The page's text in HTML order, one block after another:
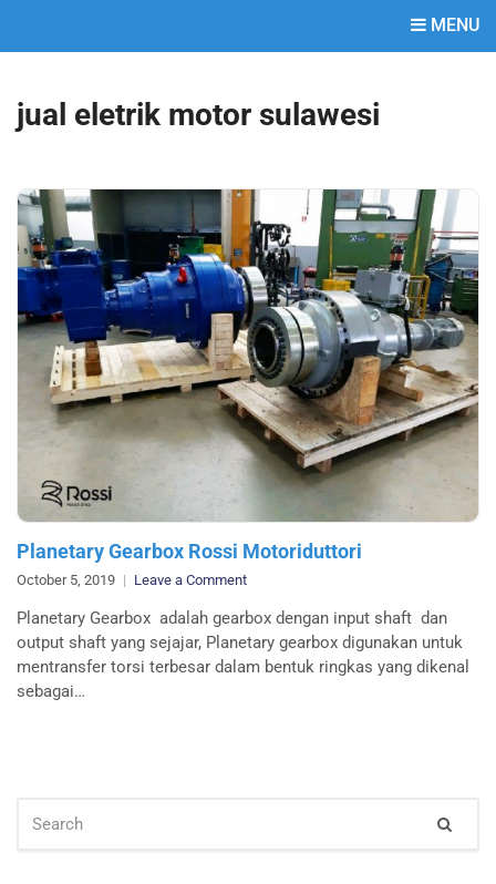
MENU
jual eletrik motor sulawesi
Planetary Gearbox Rossi Motoriduttori
October 5, 2019 Leave a Commenton
Gearbox
Rossi
Motoriduttori
Planetary Gearbox adalah gearbox dengan input shaft dan
output shaft yang sejajar, Planetary gearbox digunakan untuk
mentransfer torsi terbesar dalam bentuk ringkas yang dikenal
sebagai…
FOR: